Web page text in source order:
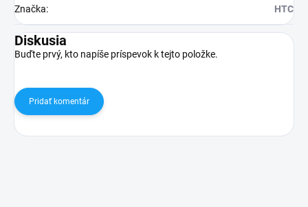
Značka: HTC
Diskusia
Buďte prvý, kto napíše príspevok k tejto položke.
Pridať komentár